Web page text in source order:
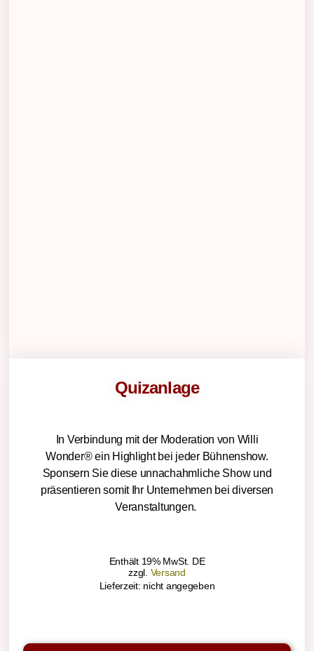
Quizanlage
In Verbindung mit der Moderation von Willi
Wonder® ein Highlight bei jeder Bühnenshow.
Sponsern Sie diese unnachahmliche Show und
präsentieren somit Ihr Unternehmen bei diversen
Veranstaltungen.
Enthält 19% MwSt. DE
zzgl. Versand
Lieferzeit: nicht angegeben